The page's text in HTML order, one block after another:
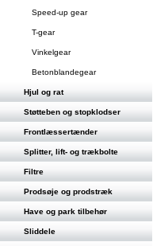
Speed-up gear
T-gear
Vinkelgear
Betonblandegear
Hjul og rat
Støtteben og stopklodser
Frontlæssertænder
Splitter, lift- og trækbolte
Filtre
Prodsøje og prodstræk
Have og park tilbehør
Sliddele